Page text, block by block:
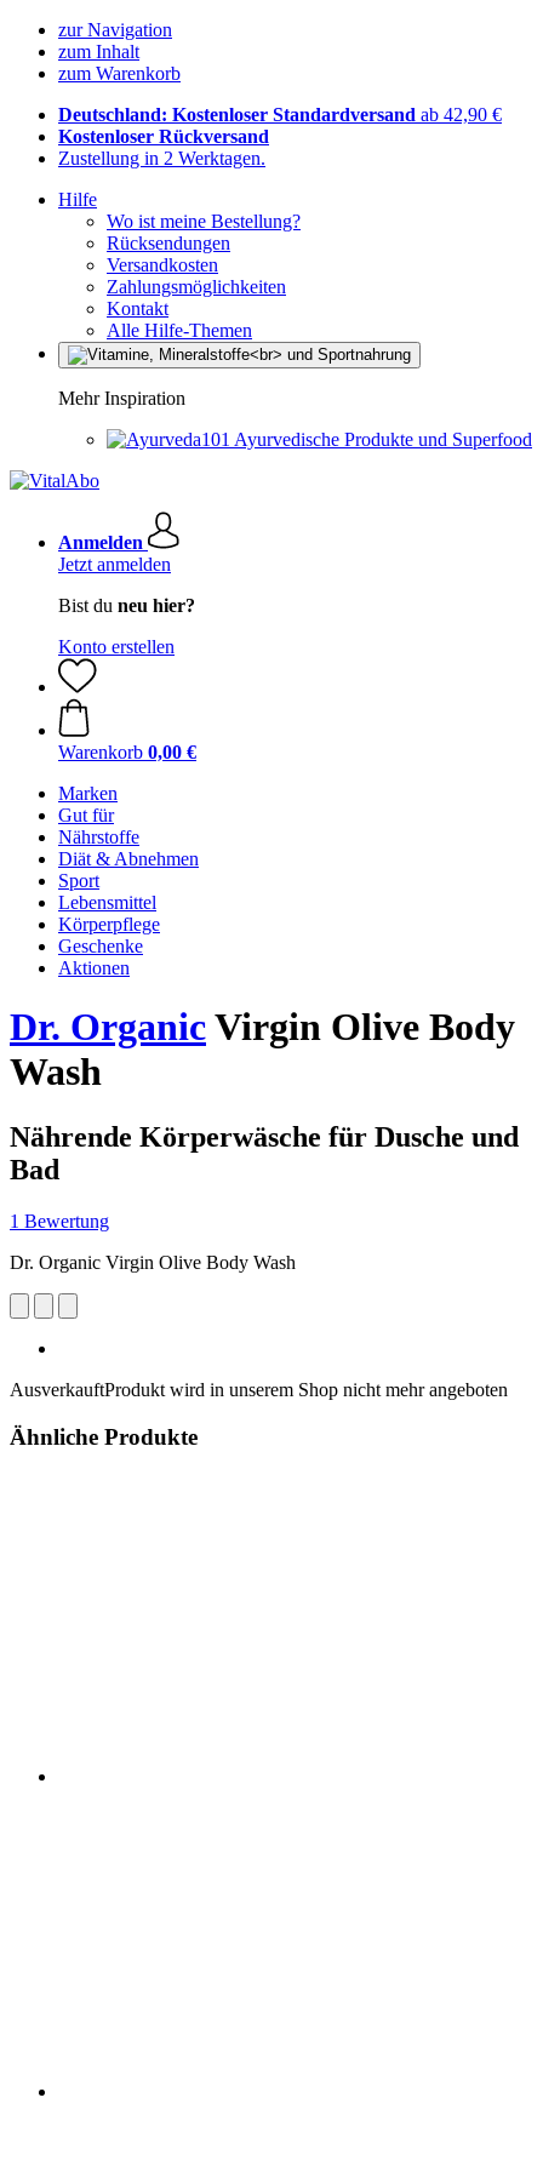
zur Navigation
zum Inhalt
zum Warenkorb
Deutschland: Kostenloser Standardversand ab 42,90 €
Kostenloser Rückversand
Zustellung in 2 Werktagen.
Hilfe
Wo ist meine Bestellung?
Rücksendungen
Versandkosten
Zahlungsmöglichkeiten
Kontakt
Alle Hilfe-Themen
Mehr Inspiration
Ayurvedische Produkte und Superfood
Anmelden
Jetzt anmelden
Bist du neu hier?
Konto erstellen
Warenkorb 0,00 €
Marken
Gut für
Nährstoffe
Diät & Abnehmen
Sport
Lebensmittel
Körperpflege
Geschenke
Aktionen
Dr. OrganicVirgin Olive Body
Wash
Nährende Körperwäsche für Dusche und
Bad
1 Bewertung
Dr. Organic Virgin Olive Body Wash
AusverkauftProdukt wird in unserem Shop nicht mehr angeboten
Ähnliche Produkte